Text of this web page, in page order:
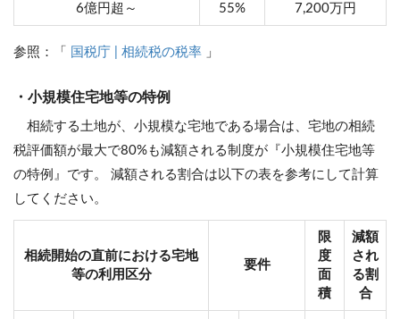
6億円超～ 55% 7,200万円
参照：「 国税庁 | 相続税の税率 」
・小規模住宅地等の特例
相続する土地が、小規模な宅地である場合は、宅地の相続
税評価額が最大で80%も減額される制度が『小規模住宅地等
の特例』です。 減額される割合は以下の表を参考にして計算
してください。
相続開始の直前における宅地
等の利用区分
要件
限
度
面
積
減額
され
る割
合